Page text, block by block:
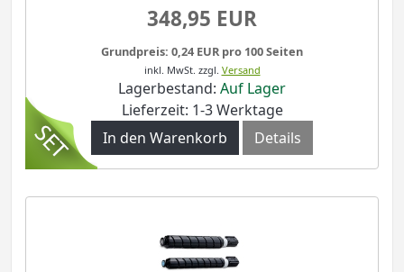
348,95 EUR
Grundpreis: 0,24 EUR pro 100 Seiten
inkl. MwSt. zzgl. Versand
Lagerbestand: Auf Lager
Lieferzeit: 1-3 Werktage
In den Warenkorb
Details